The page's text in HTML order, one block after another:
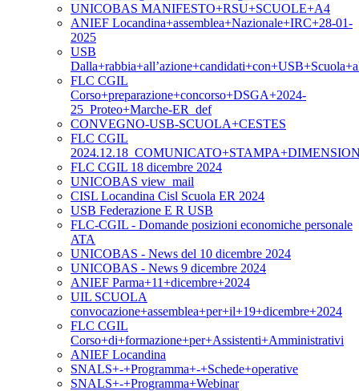
UNICOBAS MANIFESTO+RSU+SCUOLE+A4
ANIEF Locandina+assemblea+Nazionale+IRC+28-01-
2025
USB
FLC CGIL
Corso+preparazione+concorso+DSGA+2024-
25_Proteo+Marche-ER_def
CONVEGNO-USB-SCUOLA+CESTES
FLC CGIL
FLC CGIL 18 dicembre 2024
UNICOBAS view_mail
CISL Locandina Cisl Scuola ER 2024
USB Federazione E R USB
FLC-CGIL - Domande posizioni economiche personale
ATA
UNICOBAS - News del 10 dicembre 2024
UNICOBAS - News 9 dicembre 2024
ANIEF Parma+11+dicembre+2024
UIL SCUOLA
convocazione+assemblea+per+il+19+dicembre+2024
FLC CGIL
Corso+di+formazione+per+Assistenti+Amministrativi
ANIEF Locandina
SNALS+-+Programma+-+Schede+operative
SNALS+-+Programma+Webinar